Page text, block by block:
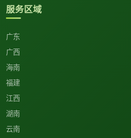
服务区域
广东
广西
海南
福建
江西
湖南
云南